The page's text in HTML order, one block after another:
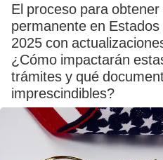
El proceso para
permanente en
2025 con
¿Cómo impactarán
trámites y qué
imprescindibles?